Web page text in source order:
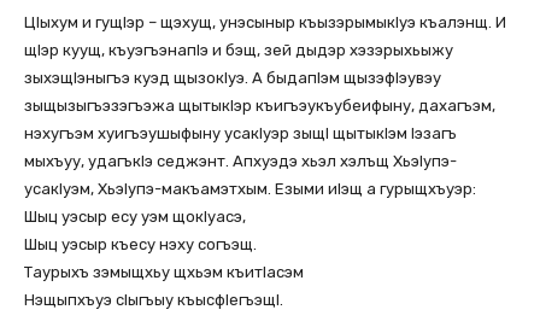
ЦIыхум и гущIэр – щэхущ, унэсыныр къызэрымыкIуэ къалэнщ. И
щIэр куущ, къуэгъэнапIэ и бэщ, зей дыдэр хэзэрыхьыжу
зыхэщIэныгъэ куэд щызокIуэ. А быдапIэм щызэфIэувэу
зыщызыгъэзэгъэжа щытыкIэр къигъэукъубеифыну, дахагъэм,
нэхугъэм хуигъэушыфыну усакIуэр зыщI щытыкIэм Iэзагъ
мыхъуу, удагъкIэ седжэнт. Апхуэдэ хьэл хэлъщ ХьэIупэ-
усакIуэм, ХьэIупэ-макъамэтхым. Езыми иIэщ а гурыщхъуэр:
Шыц уэсыр есу уэм щокIуасэ,
Шыц уэсыр къесу нэху согъэщ.
Таурыхъ зэмыщхьу щхьэм къитIасэм
Нэщыпхъуэ сIыгъыу къысфIегъэщI.